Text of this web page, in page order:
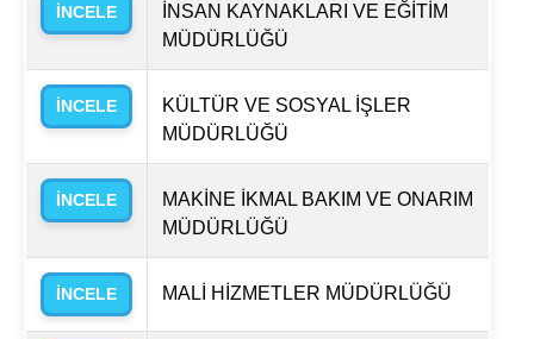
İNCELE
İNSAN KAYNAKLARI VE EĞİTİM
MÜDÜRLÜĞÜ
İNCELE
KÜLTÜR VE SOSYAL İŞLER
MÜDÜRLÜĞÜ
İNCELE
MAKİNE İKMAL BAKIM VE ONARIM
MÜDÜRLÜĞÜ
İNCELE MALİ HİZMETLER MÜDÜRLÜĞÜ